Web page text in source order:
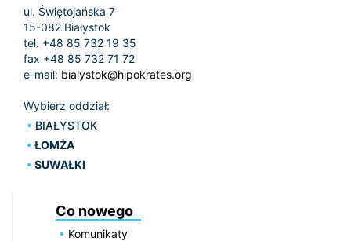
ul. Świętojańska 7
15-082 Białystok
tel. +48 85 732 19 35
fax +48 85 732 71 72
e-mail: bialystok@hipokrates.org
Wybierz oddział:
BIAŁYSTOK
ŁOMŻA
SUWAŁKI
Co nowego
Komunikaty